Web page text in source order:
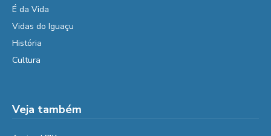
É da Vida
Vidas do Iguaçu
História
Cultura
Veja também